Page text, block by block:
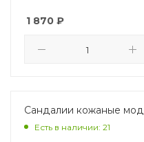
1 870 ₽
Сандалии кожаные
Есть в наличии: 21